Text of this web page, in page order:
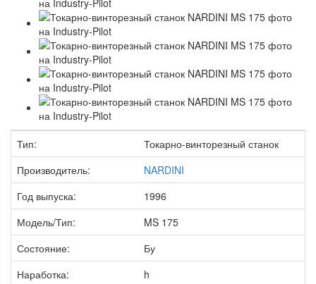
Тип:
Токарно-винторезный станок
Производитель:
NARDINI
Год выпуска:
1996
Модель/Тип:
MS 175
Состояние:
Бу
Наработка:
h